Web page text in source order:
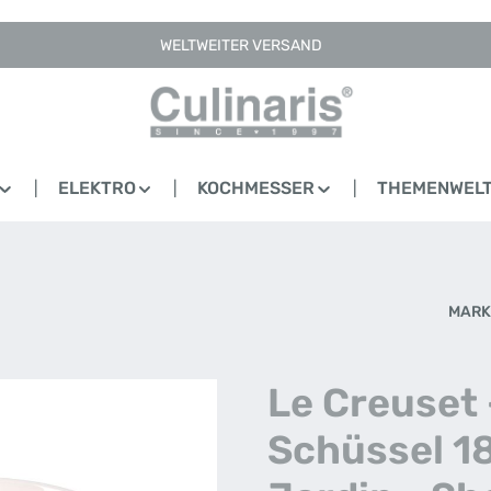
WELTWEITER VERSAND
ELEKTRO KOCHMESSER
Le Creuset
Schüssel